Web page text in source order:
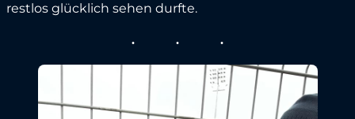
restlos glücklich sehen durfte.